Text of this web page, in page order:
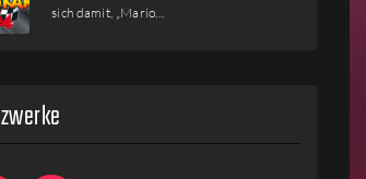
sich damit, „Mario…